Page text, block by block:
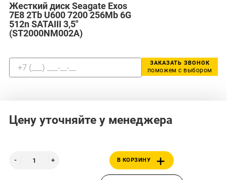
Жесткий диск Seagate Exos
7E8 2Tb U600 7200 256Mb 6G
512n SATAIII 3,5"
(ST2000NM002A)
ЗАКАЗАТЬ ЗВОНОК
поможем с выбором
Цену уточняйте у менеджера
В КОРЗИНУ